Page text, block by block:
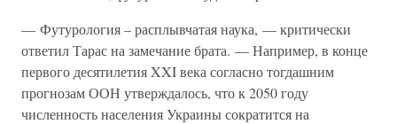
— Футурология – расплывчатая наука, — критически
ответил Тарас на замечание брата. — Например, в конце
первого десятилетия XXI века согласно тогдашним
прогнозам ООН утверждалось, что к 2050 году
численность населения Украины сократится на